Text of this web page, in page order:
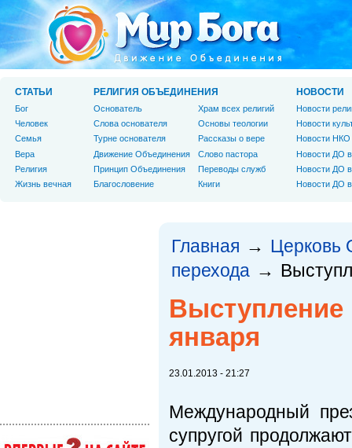
Главная → Церковь
перехода →
Выступление
января
23.01.2013 - 21:27
Международный
супругой
СТАТЬИ
Бог
Человек
Cемья
Вера
Религия
Жизнь вечная
РЕЛИГИЯ ОБЪЕДИНЕНИЯ
Основатель
Слова основателя
Турне основателя
Движение Объединения
Принцип Объединения
Благословение
Храм всех религий
Основы теологии
Рассказы о вере
Слово пастора
Переводы служб
Книги
НОВОСТИ
Новости
Новости
Новости НКО
Новости ДО
Новости ДО
Новости ДО